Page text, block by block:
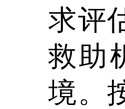
求评
救助
境。